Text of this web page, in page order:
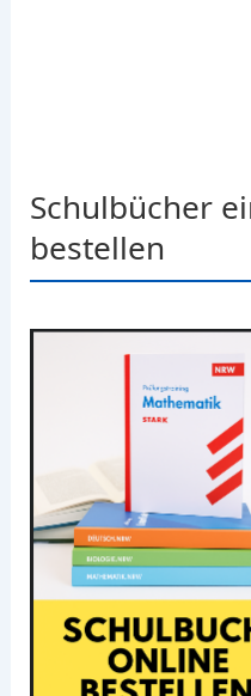
Schulbücher
bestellen